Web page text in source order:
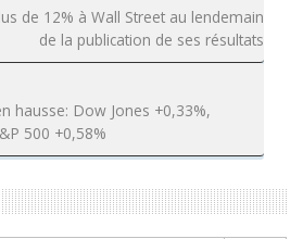
de 12% à Wall Street au lendemain
de la publication de ses résultats
hausse: Dow Jones +0,33%,
500 +0,58%